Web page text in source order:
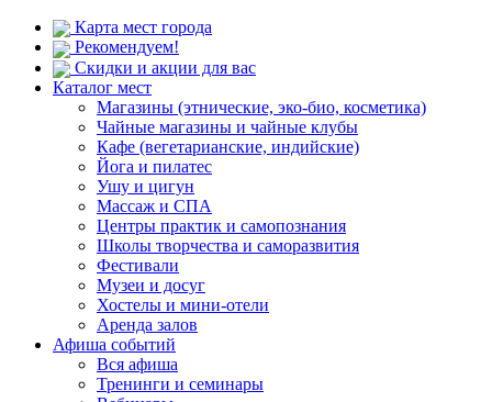
Карта мест города
Рекомендуем!
Скидки и акции для вас
Каталог мест
Магазины (этнические, эко-био, косметика)
Чайные магазины и чайные клубы
Кафе (вегетарианские, индийские)
Йога и пилатес
Ушу и цигун
Массаж и СПА
Центры практик и самопознания
Школы творчества и саморазвития
Фестивали
Музеи и досуг
Хостелы и мини-отели
Аренда залов
Афиша событий
Вся афиша
Тренинги и семинары